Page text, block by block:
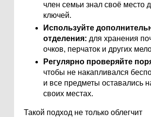
член семьи знал своё место
ключей.
Используйте
отделения: для хранения
очков, перчаток и других
Регулярно проверяйте
чтобы не накапливался
и все предметы оставались
своих местах.
Такой подход не только облегчит